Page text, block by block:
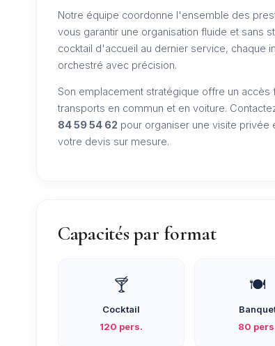
Notre équipe coordonne l'ensemble des
vous garantir une organisation fluide et sans
cocktail d'accueil au dernier service, chaque
orchestré avec précision.
Son emplacement stratégique offre un accès
transports en commun et en voiture.
84 59 54 62 pour organiser une visite privée
votre devis sur mesure.
Capacités par format
🍸
Cocktail
120 pers.
🍽️
80